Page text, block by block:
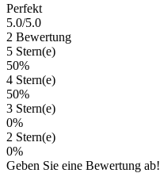
Perfekt
5.0/5.0
2 Bewertung
5 Stern(e)
50%
4 Stern(e)
50%
3 Stern(e)
0%
2 Stern(e)
0%
Geben Sie eine Bewertung ab!